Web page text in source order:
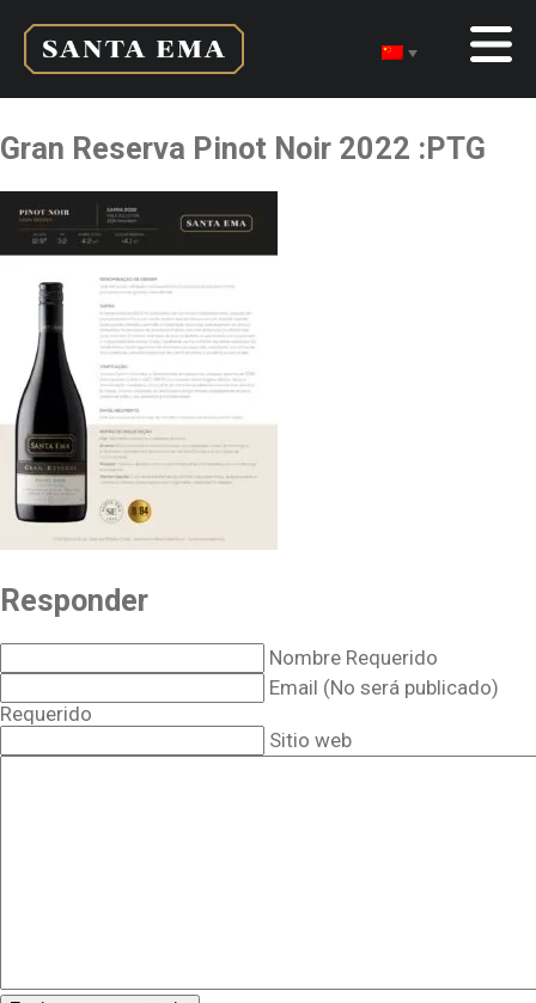
Gran Reserva Pinot Noir 2022 :PTG
Responder
Nombre Requerido
Email (No será publicado)
Requerido
Sitio web